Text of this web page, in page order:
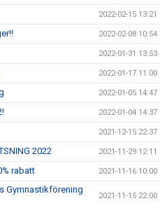
2022-02-15 13:21
2022-02-08 10:54
2022-01-31 13:53
2022-01-17 11:00
2022-01-05 14:47
2022-01-04 14:37
2021-12-15 22:37
2022 2021-11-29 12:11
rabatt 2021-11-16 10:00
Gymnastikförening
2021-11-15 22:00